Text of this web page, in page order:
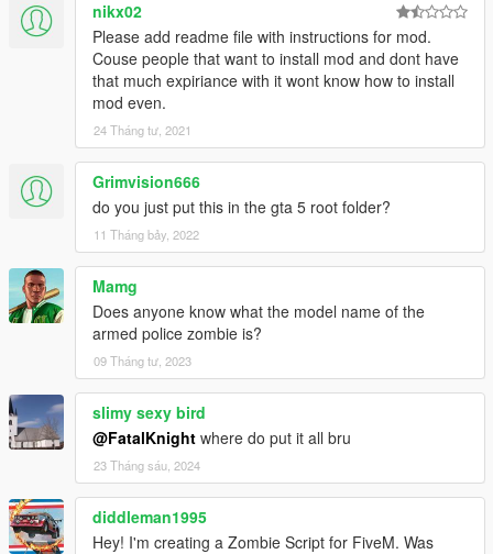
nikx02
Please add readme file with instructions for mod.
Couse people that want to install mod and dont have
that much expiriance with it wont know how to install
mod even.
24 Tháng tư, 2021
Grimvision666
do you just put this in the gta 5 root folder?
11 Tháng bảy, 2022
Mamg
Does anyone know what the model name of the
armed police zombie is?
09 Tháng tư, 2023
slimy sexy bird
@FatalKnight where do put it all bru
23 Tháng sáu, 2024
diddleman1995
Hey! I'm creating a Zombie Script for FiveM. Was